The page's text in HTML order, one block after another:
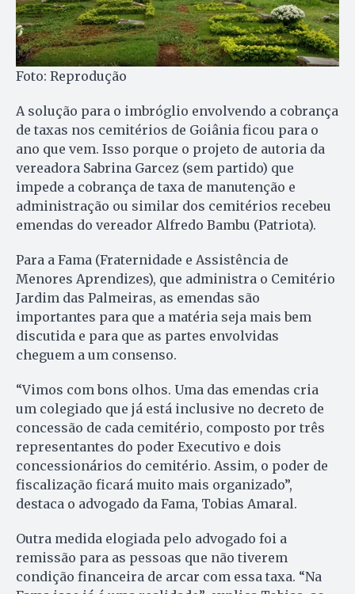
Foto: Reprodução
A solução para o imbróglio envolvendo a cobrança
de taxas nos cemitérios de Goiânia ficou para o
ano que vem. Isso porque o projeto de autoria da
vereadora Sabrina Garcez (sem partido) que
impede a cobrança de taxa de manutenção e
administração ou similar dos cemitérios recebeu
emendas do vereador Alfredo Bambu (Patriota).
Para a Fama (Fraternidade e Assistência de
Menores Aprendizes), que administra o Cemitério
Jardim das Palmeiras, as emendas são
importantes para que a matéria seja mais bem
discutida e para que as partes envolvidas
cheguem a um consenso.
“Vimos com bons olhos. Uma das emendas cria
um colegiado que já está inclusive no decreto de
concessão de cada cemitério, composto por três
representantes do poder Executivo e dois
concessionários do cemitério. Assim, o poder de
fiscalização ficará muito mais organizado”,
destaca o advogado da Fama, Tobias Amaral.
Outra medida elogiada pelo advogado foi a
remissão para as pessoas que não tiverem
condição financeira de arcar com essa taxa. “Na